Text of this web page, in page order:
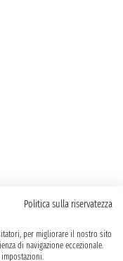
Politica sulla riservatezza
per migliorare il nostro sito
di navigazione eccezionale.